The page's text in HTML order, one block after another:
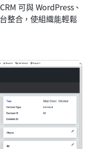
可與 WordPress、
整合，使組織能輕鬆